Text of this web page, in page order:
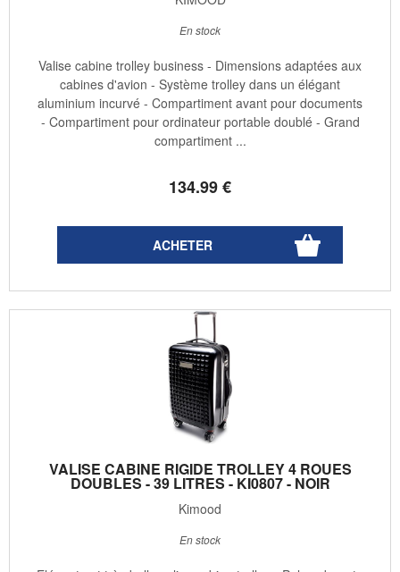
134.99€
En stock
Valise cabine trolley business - Dimensions adaptées aux
cabines d'avion - Système trolley dans un élégant
aluminium incurvé - Compartiment avant pour documents
- Compartiment pour ordinateur portable doublé - Grand
compartiment ...
VALISE CABINE RIGIDE TROLLEY 4 ROUES
DOUBLES - 39 LITRES - KI0807 - NOIR
Kimood
En stock